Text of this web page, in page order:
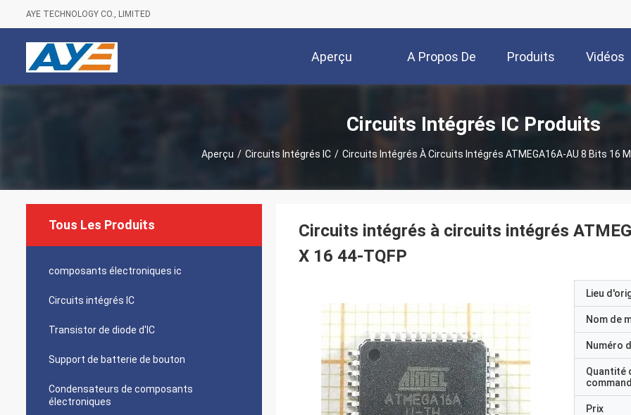
AYE TECHNOLOGY CO., LIMITED
Aperçu A Propos De
Nous
Produits Vidéos
Circuits Intégrés IC Produits
Aperçu / Circuits Intégrés IC / Circuits Intégrés À Circuits Intégrés ATMEGA16A-AU 8 Bits 16
Tous Les Produits
composants électroniques ic
Circuits intégrés IC
Transistor de diode d'IC
Support de batterie de bouton
Condensateurs de composants
électroniques
Circuits intégrés à circuits intégrés
X 16 44-TQFP
Lieu
Nom de
Numéro
Quantité
Prix
il VNS14NV04P-E est un dispositif monolithique fabriqué
utilisant STMicroelectronicsTM VIPowerTM M0
Technologie destinée à remplacer la norme
MOSFETs de puissance dans les applications en courant continu à